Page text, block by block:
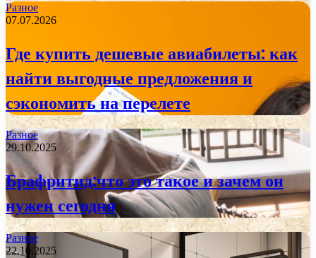
Разное
07.07.2026
Где купить дешевые авиабилеты: как
найти выгодные предложения и
сэкономить на перелете
Разное
29.10.2025
Брафритид:что это такое и зачем он
нужен сегодня
Разное
22.10.2025